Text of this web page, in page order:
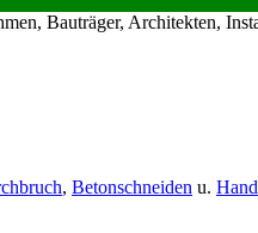
Bauträger, Architekten,
, Betonschneiden u.